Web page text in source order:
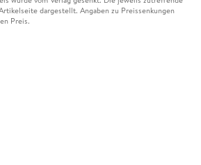
dargestellt. Angaben zu Preissenkungen
Preis.